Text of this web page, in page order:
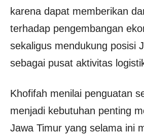
karena dapat memberikan
terhadap pengembangan
sekaligus mendukung posisi
sebagai pusat aktivitas
Khofifah menilai penguatan
menjadi kebutuhan penting
Jawa Timur yang selama ini